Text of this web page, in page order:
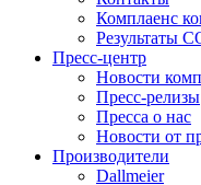
Комплаенс
Результаты
Пресс-центр
Новости
Пресс-релизы
Пресса о нас
Новости от
Производители
Dallmeier